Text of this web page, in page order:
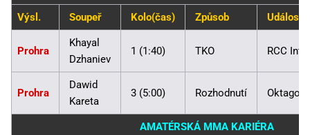
Výsl. Soupeř Kolo(čas) Způsob Událost
Prohra
Khayal
Dzhaniev
1 (1:40) TKO RCC
Prohra
Dawid
Kareta
3 (5:00) Rozhodnutí Oktagon
AMATÉRSKÁ MMA KARIÉRA